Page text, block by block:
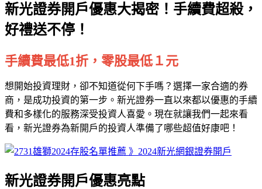
新光證券開戶優惠大揭密！手續費超殺，
好禮送不停！
手續費最低1折，零股最低１元
想開始投資理財，卻不知道從何下手嗎？選擇一家合適的券
商，是成功投資的第一步。新光證券一直以來都以優惠的手續
費和多樣化的服務深受投資人喜愛。現在就讓我們一起來看
看，新光證券為新開戶的投資人準備了哪些超值好康吧！
新光證券開戶優惠亮點